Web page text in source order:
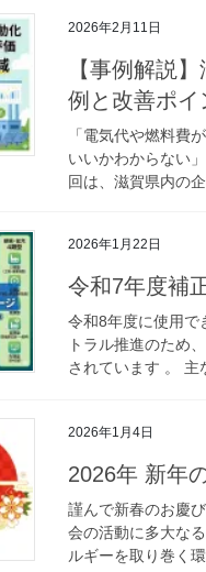
2026年2月11日
【事例解説
例と改善ポイ
「電気代や燃料費
いいかわからない
回は、滋賀県内の
2026年1月22日
令和7年度補
令和8年度に使用で
トラル推進のため
されています 。
2026年1月4日
2026年 新年
謹んで新春のお慶
会の活動に多大な
ルギーを取り巻く